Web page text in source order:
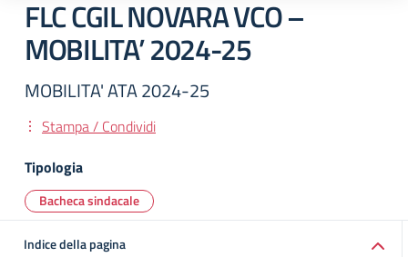
FLC CGIL NOVARA VCO –
MOBILITA’ 2024-25
MOBILITA' ATA 2024-25
Stampa / Condividi
Tipologia
Bacheca sindacale
Indice della pagina